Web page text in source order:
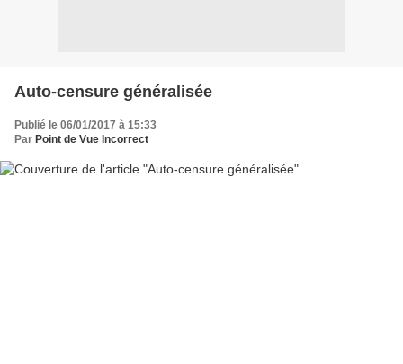
Auto-censure généralisée
Publié le 06/01/2017 à 15:33
Par Point de Vue Incorrect